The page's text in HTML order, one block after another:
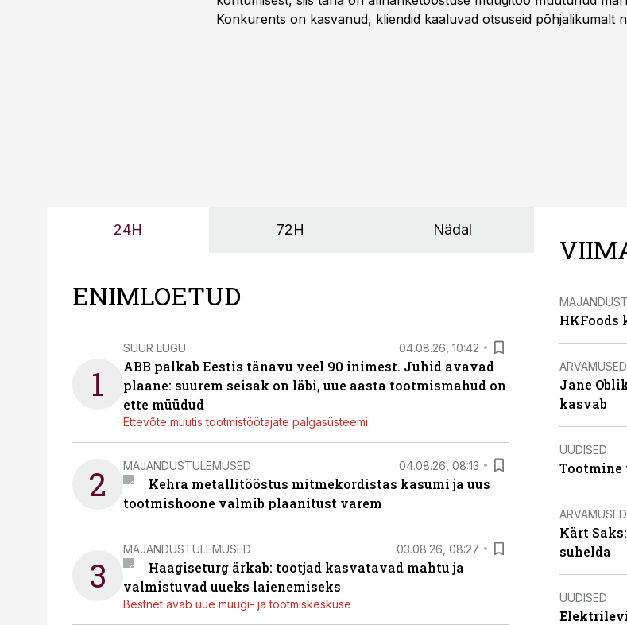
Konkurents on kasvanud, kliendid kaaluvad otsuseid põhjalikumalt
24H 72H Nädal
ENIMLOETUD
1
SUUR LUGU 04.08.26, 10:42
ABB palkab Eestis tänavu veel 90 inimest. Juhid avavad
plaane: suurem seisak on läbi, uue aasta tootmismahud on
ette müüdud
Ettevõte muutis tootmistöötajate palgasüsteemi
2 MAJANDUSTULEMUSED 04.08.26, 08:13
Kehra metallitööstus mitmekordistas kasumi ja uus
tootmishoone valmib plaanitust varem
3
MAJANDUSTULEMUSED 03.08.26, 08:27
Haagiseturg ärkab: tootjad kasvatavad mahtu ja
valmistuvad uueks laienemiseks
Bestnet avab uue müügi- ja tootmiskeskuse
ARVAMUSED
Jane
kasvab
UUDISED
Tootmine
ARVAMUSED
Kärt
suhelda
UUDISED